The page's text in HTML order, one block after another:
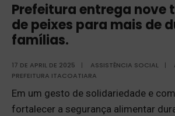
Prefeitura entrega nove
de peixes para mais de
famílias.
17 DE APRIL DE 2025 | ASSISTÊNCIA SOCIAL |
PREFEITURA ITACOATIARA
Em um gesto de solidariedade e
fortalecer a segurança alimentar